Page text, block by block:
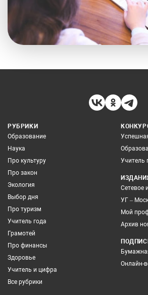
РУБРИКИ
Образование
Наука
Про культуру
Про закон
Экология
Выбор дня
Про туризм
Учитель года
Грамотей
Про финансы
Здоровье
Учитель и цифра
Все рубрики
Учитель
Сетевое
УГ –
Мой
Архив
Онлайн-